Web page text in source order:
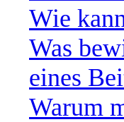
Wie
Was
eines
Warum